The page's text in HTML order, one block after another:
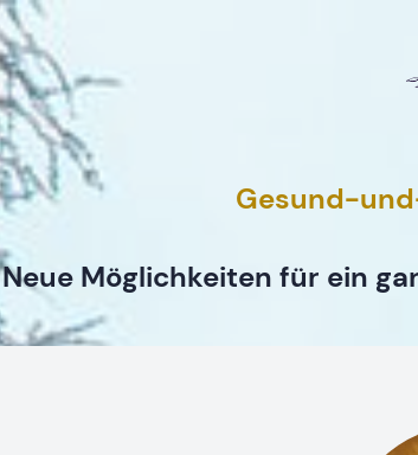
Gesund-
Neue Möglichkeiten für ein